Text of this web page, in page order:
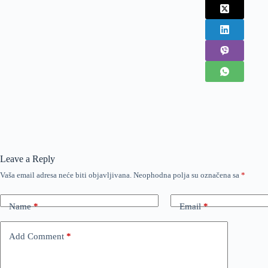
Leave a Reply
Vaša email adresa neće biti objavljivana. Neophodna polja su označena sa *
Name* Email*
Add Comment *